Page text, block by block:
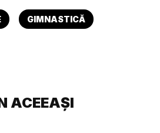
GIMNASTICĂ
ACEEAȘI